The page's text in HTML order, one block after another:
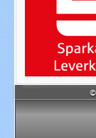
©